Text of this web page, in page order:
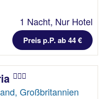
1 Nacht, Nur Hotel
Preis p.P. ab 44 €
Großbritannien